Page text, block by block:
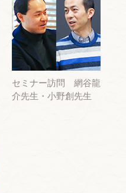
セミナー訪問 網谷龍
介先生・小野創先生